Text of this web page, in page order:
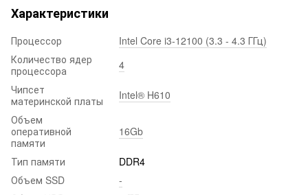
Характеристики
Процессор
Intel Core i3-12100 (3.3 - 4.3 ГГц)
Количество ядер
процессора
4
Чипсет
материнской платы
Intel® H610
Объем
оперативной
памяти
16Gb
Тип памяти
DDR4
Объем SSD
-